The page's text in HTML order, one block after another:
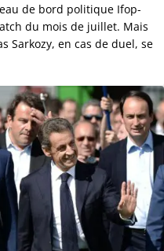
de bord politique Ifop-
du mois de juillet. Mais
Sarkozy, en cas de duel, se